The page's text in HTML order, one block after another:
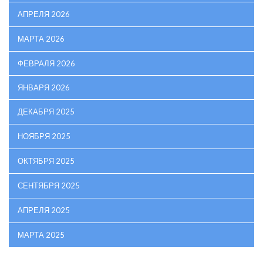
АПРЕЛЯ 2026
МАРТА 2026
ФЕВРАЛЯ 2026
ЯНВАРЯ 2026
ДЕКАБРЯ 2025
НОЯБРЯ 2025
ОКТЯБРЯ 2025
СЕНТЯБРЯ 2025
АПРЕЛЯ 2025
МАРТА 2025